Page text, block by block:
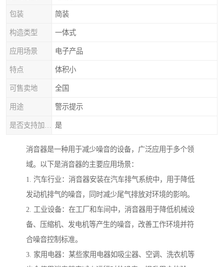
包装 简装
构造类型 一体式
应用场景 电子产品
特点 体积小
可售卖地 全国
用途 警示提示
是
消音器是一种用于减少噪音的设备，广泛应用于多个领
域。以下是消音器的主要应用场景：
1. 汽车行业：消音器安装在汽车排气系统中，用于降低
发动机排气的噪音，同时减少尾气排放对环境的影响。
2. 工业设备：在工厂和车间中，消音器用于降低机械设
备、压缩机、发电机等产生的噪音，改善工作环境并符
合噪音控制标准。
3. 家用电器：某些家用电器如吸尘器、空调、洗衣机等